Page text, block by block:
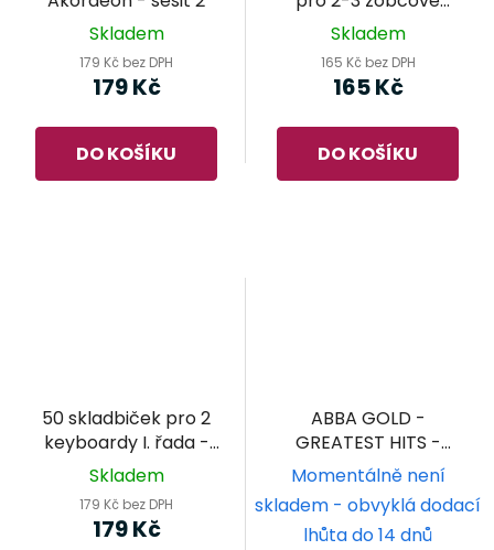
Skladem
179 Kč bez DPH
179 Kč
DO KOŠÍKU
flétny I. - Rudolf
Skladem
165 Kč bez DPH
165 Kč
DO KOŠÍKU
50 skladbiček pro 2
keyboardy I. řada -
Ladislav Němec
Skladem
179 Kč bez DPH
179 Kč
ABBA GOLD -
GREATEST HITS -
klavír/zpěv/kytara
Momentálně není
skladem - obvyklá dodací
lhůta do 14 dnů